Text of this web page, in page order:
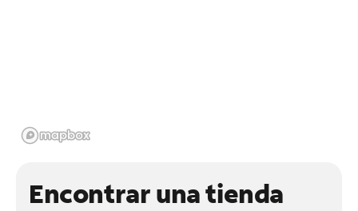
Encontrar una tienda